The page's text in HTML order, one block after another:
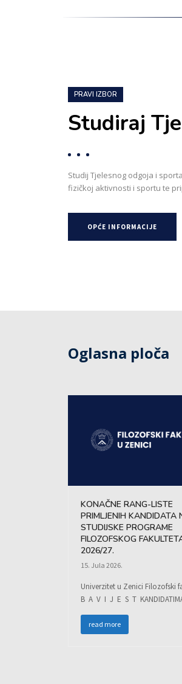
PRAVI IZBOR
Studiraj
Studij Tjelesnog odgoja i
fizičkoj aktivnosti i sportu te
OPĆE INFORMACIJE
Oglasna ploča
KONAČNE RANG-LISTE
PRIMLJENIH KANDIDATA
STUDIJSKE PROGRAME
FILOZOFSKOG
2026/27.
15. Jula 2026.
Univerzitet u Zenici Filozofski
B A V I J E S T
read more